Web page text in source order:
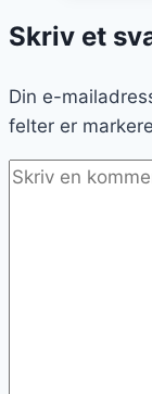
Skriv et
Din e-
felter er